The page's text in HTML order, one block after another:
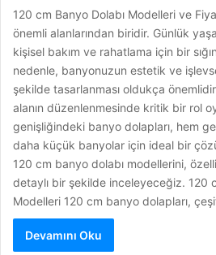
120 cm Banyo Dolabı Modelleri ve
önemli alanlarından biridir. Günlük
kişisel bakım ve rahatlama için bir
nedenle, banyonuzun estetik ve
şekilde tasarlanması oldukça
alanın düzenlenmesinde kritik bir rol
genişliğindeki banyo dolapları, hem
daha küçük banyolar için ideal bir
120 cm banyo dolabı modellerini,
detaylı bir şekilde inceleyeceğiz. 120
Modelleri 120 cm banyo dolapları,
Devamını Oku